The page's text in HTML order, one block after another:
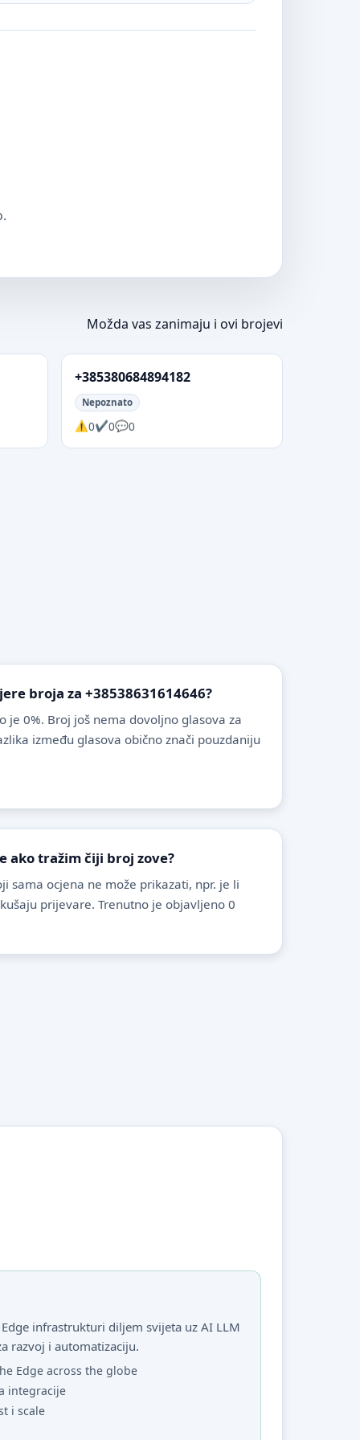
Možda vas zanimaju i ovi brojevi
+385380684894182
Nepoznato
0 0 0
broja za +38538631614646?
je 0%. Broj još nema dovoljno glasova za
između glasova obično znači pouzdaniju
ako tražim čiji broj zove?
sama ocjena ne može prikazati, npr. je li
prijevare. Trenutno je objavljeno 0
infrastrukturi diljem svijeta uz AI LLM
razvoj i automatizaciju.
Edge across the globe
integracije
i scale